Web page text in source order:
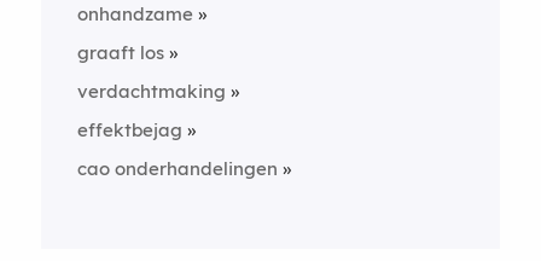
onhandzame
graaft los
verdachtmaking
effektbejag
cao onderhandelingen